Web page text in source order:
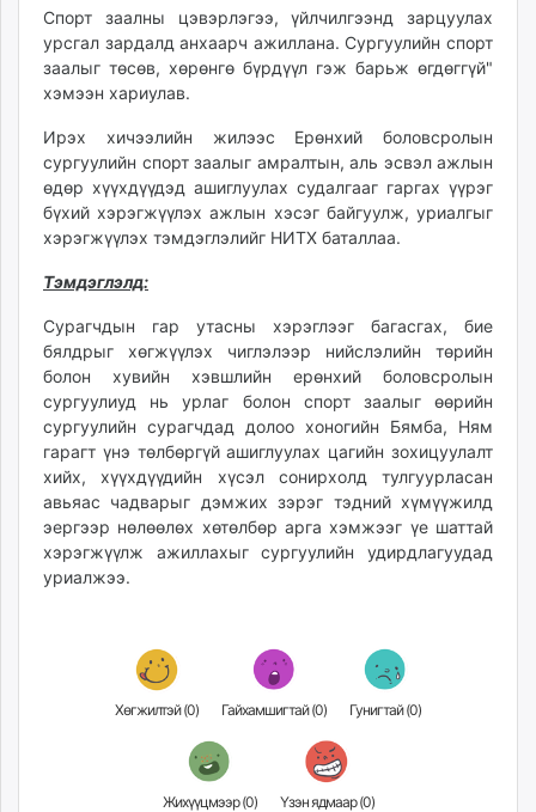
assa.mn
toim.mn
tac.mn
paparazzi.mn
unread.today
Спорт заалны цэвэрлэгээ, үйлчилгээнд зарцуулах
урсгал зардалд анхаарч ажиллана. Сургуулийн спорт
заалыг төсөв, хөрөнгө бүрдүүл гэж барьж өгдөггүй"
хэмээн хариулав.
Ирэх хичээлийн жилээс Ерөнхий боловсролын
сургуулийн спорт заалыг амралтын, аль эсвэл ажлын
өдөр хүүхдүүдэд ашиглуулах судалгааг гаргах үүрэг
бүхий хэрэгжүүлэх ажлын хэсэг байгуулж, уриалгыг
хэрэгжүүлэх тэмдэглэлийг НИТХ баталлаа.
Тэмдэглэлд:
Сурагчдын гар утасны хэрэглээг багасгах, бие
бялдрыг хөгжүүлэх чиглэлээр нийслэлийн төрийн
болон хувийн хэвшлийн ерөнхий боловсролын
сургуулиуд нь урлаг болон спорт заалыг өөрийн
сургуулийн сурагчдад долоо хоногийн Бямба, Ням
гарагт үнэ төлбөргүй ашиглуулах цагийн зохицуулалт
хийх, хүүхдүүдийн хүсэл сонирхолд тулгуурласан
авьяас чадварыг дэмжих зэрэг тэдний хүмүүжилд
эергээр нөлөөлөх хөтөлбөр арга хэмжээг үе шаттай
хэрэгжүүлж ажиллахыг сургуулийн удирдлагуудад
уриалжээ.
Хөгжилтэй (0) Гайхамшигтай (0) Гунигтай (0)
Жихүүцмээр (0) Үзэн ядмаар (0)